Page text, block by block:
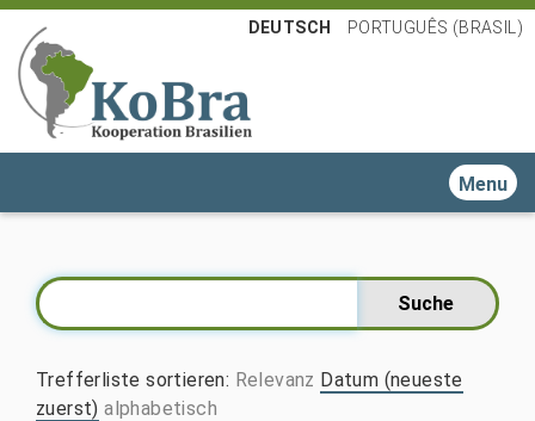
DEUTSCH PORTUGUÊS (BRASIL)
Toggle
Trefferliste sortieren: Relevanz Datum (neueste
zuerst) alphabetisch